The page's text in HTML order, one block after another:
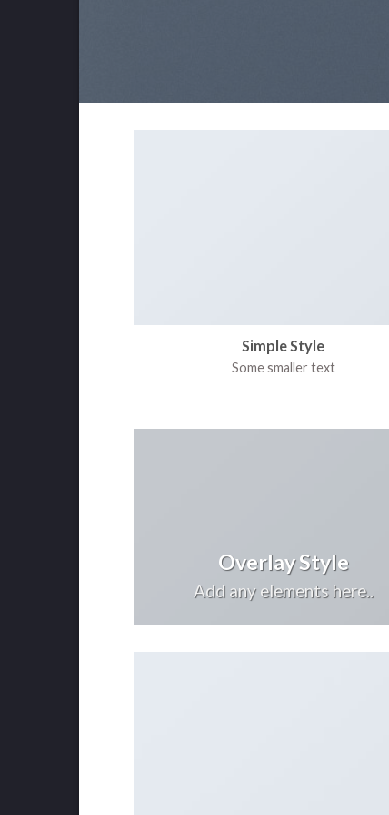
Simple Style
Some smaller text
Overlay Style
Add any elements here..